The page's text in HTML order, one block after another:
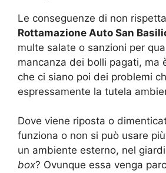
Le conseguenze di non
Rottamazione Auto San
multe salate o sanzioni per
mancanza dei bolli pagati, ma
che ci siano poi dei problemi
espressamente la tutela
Dove viene riposta o
funziona o non si può usare
un ambiente esterno, nel
box? Ovunque essa venga